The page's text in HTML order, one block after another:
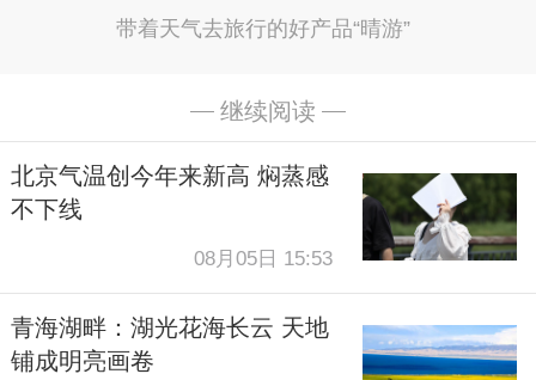
带着天气去旅行的好产品“晴游”
继续阅读
北京气温创今年来新高 焖蒸感
不下线
08月05日 15:53
青海湖畔：湖光花海长云 天地
铺成明亮画卷